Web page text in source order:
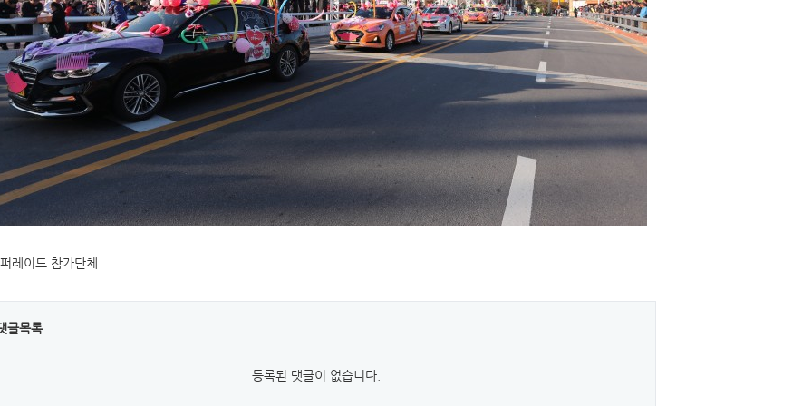
레이드 참가단체
글목록
등록된 댓글이 없습니다.